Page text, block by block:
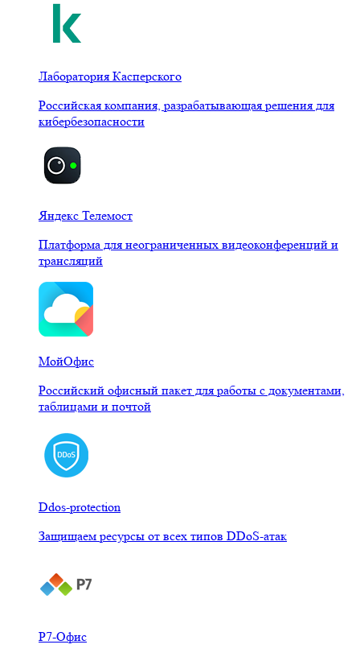
Лаборатория Касперского
Российская компания, разрабатывающая решения для
кибербезопасности
Яндекс Телемост
Платформа для неограниченных видеоконференций и
трансляций
МойОфис
Российский офисный пакет для работы с документами,
таблицами и почтой
Ddos-protection
Защищаем ресурсы от всех типов DDoS-атак
Р7-Офис